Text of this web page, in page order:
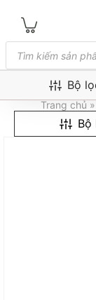
Tìm
kiếm
sản
Trang chủ »
Bộ
Bộ